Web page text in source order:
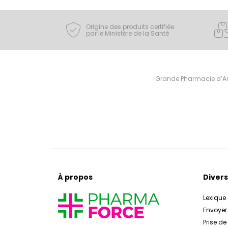
Origine des produits certifiée
par le Ministère de la Santé
Grande Pharmacie
À propos Divers
Lexique
Prise